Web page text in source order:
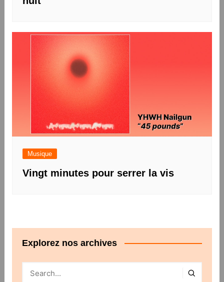
Musique
Vingt minutes pour serrer la vis
Explorez nos archives